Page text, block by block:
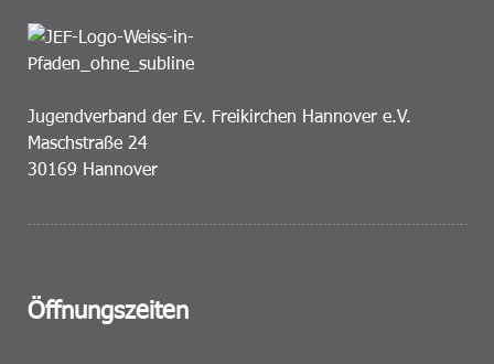
Jugendverband der Ev. Freikirchen Hannover e.V.
Maschstraße 24
30169 Hannover
Öffnungszeiten